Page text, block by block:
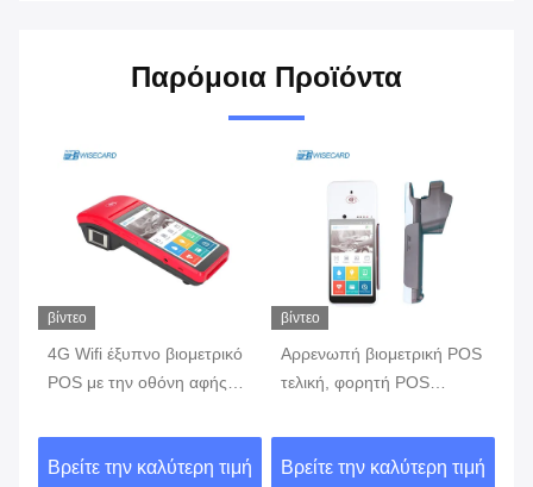
Παρόμοια Προϊόντα
βίντεο
4G Wifi έξυπνο βιομετρικό
POS με την οθόνη αφής
αποτυπωμάτων
Βρείτε την καλύτερη τιμή
βίντεο
Αρρενωπή βιομετρική POS
τελική, φορητή POS
ενσωματωμένη την
εκτυπωτής μπαταρία
Βρείτε την καλύτερη τιμή